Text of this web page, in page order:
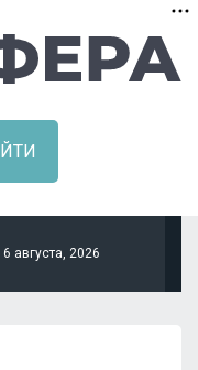
6 августа, 2026